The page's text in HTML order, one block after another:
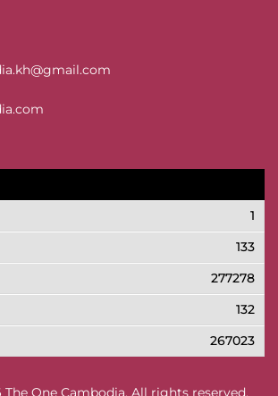
1
133
277278
132
267023
One Cambodia. All rights reserved.